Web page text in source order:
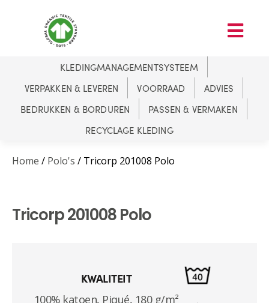
KLEDINGMANAGEMENTSYSTEEM
VERPAKKEN & LEVEREN
VOORRAAD
ADVIES
BEDRUKKEN & BORDUREN
PASSEN & VERMAKEN
RECYCLAGE KLEDING
Home / Polo's / Tricorp 201008 Polo
Tricorp 201008 Polo
KWALITEIT
100% katoen, Piqué, 180 g/m²